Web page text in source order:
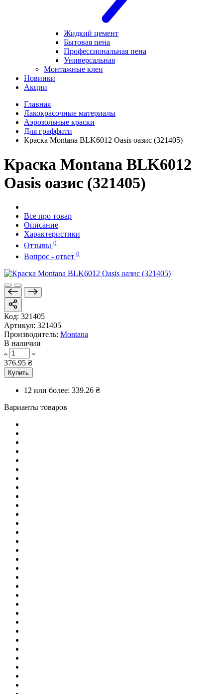
Жидкий цемент
Бытовая пена
Профессиональная пена
Универсальная
Монтажные клеи
Новинки
Акции
Главная
Лакокрасочные материалы
Аэрозольные краски
Для граффити
Краска Montana BLK6012 Oasis оазис (321405)
Краска Montana BLK6012
Oasis оазис (321405)
Все про товар
Описание
Характеристики
Отзывы 0
Вопрос - ответ 0
Код: 321405
Артикул: 321405
Производитель: Montana
В наличии
376.95 ₴
Купить
12 или более: 339.26 ₴
Варианты товаров